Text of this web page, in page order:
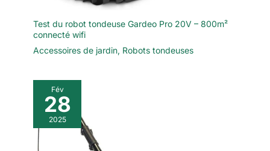
jardin. Grâce au
au système
Test du robot tondeuse Gardeo Pro 20V – 800m²
connecté wifi
Accessoires de jardin, Robots tondeuses
Fév
28
2025